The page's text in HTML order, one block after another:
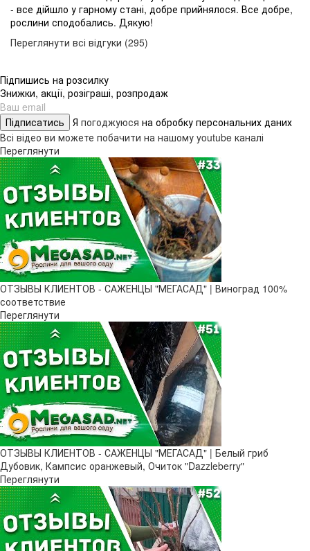
- все дійшло у гарному стані, добре прийнялося. Все добре,
рослини сподобались. Дякую!
Переглянути всі відгуки (295)
Підпишись на розсилку
Знижки, акції, розіграші, розпродаж
Підписатись Я погоджуюся на обробку персональних даних
Всі відео ви можете побачити на нашому youtube каналі
Переглянути
ОТЗЫВЫ КЛИЕНТОВ - САЖЕНЦЫ "МЕГАСАД" | Виноград 100%
соответствие
Переглянути
ОТЗЫВЫ КЛИЕНТОВ - САЖЕНЦЫ "МЕГАСАД" | Белый гриб
Дубовик, Кампсис оранжевый, Очиток "Dazzleberry"
Переглянути